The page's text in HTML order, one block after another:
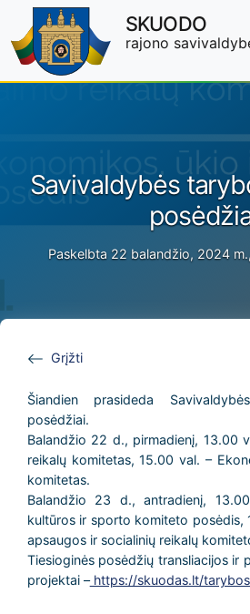
Skip to main content
SKUODO
rajono
Savivaldybės
Paskelbta 22 balandžio, 2024
Grįžti
Šiandien prasideda
posėdžiai.
Balandžio 22 d., pirmadienį, 13.00
reikalų komitetas, 15.00 val. –
komitetas.
Balandžio 23 d., antradienį,
kultūros ir sporto komiteto posėdis,
apsaugos ir socialinių reikalų
Tiesioginės posėdžių transliacijos ir
projektai –https://skuodas.lt/